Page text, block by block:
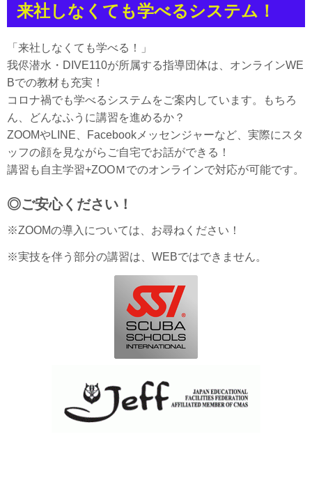
来社しなくても学べるシステム！
「来社しなくても学べる！」
我侭潜水・DIVE110が所属する指導団体は、オンラインWE
Bでの教材も充実！
コロナ禍でも学べるシステムをご案内しています。もちろ
ん、どんなふうに講習を進めるか？
ZOOMやLINE、Facebookメッセンジャーなど、実際にスタ
ッフの顔を見ながらご自宅でお話ができる！
講習も自主学習+ZOOＭでのオンラインで対応が可能です。
◎ご安心ください！
※ZOOMの導入については、お尋ねください！
※実技を伴う部分の講習は、WEBではできません。